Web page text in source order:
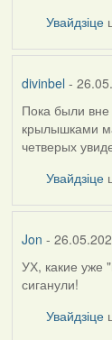
Увайдзіце
divinbel -
Пока были
крылышками
четверых
Увайдзіце
Jon -
УХ, какие уже
сиганули!
Увайдзіце